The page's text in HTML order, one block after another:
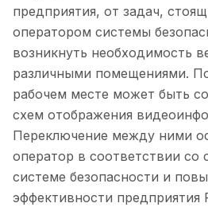
предприятия, от задач,
оператором системы
возникнуть необходимость
различными помещениями.
рабочем месте может быть
схем отображения
Переключение между ними
оператор в соответствии со
системе безопасности и
эффективности предприятия